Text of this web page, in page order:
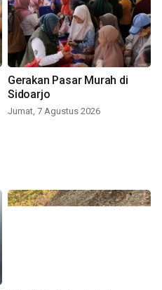
Gerakan Pasar Murah di
Sidoarjo
Jumat, 7 Agustus 2026